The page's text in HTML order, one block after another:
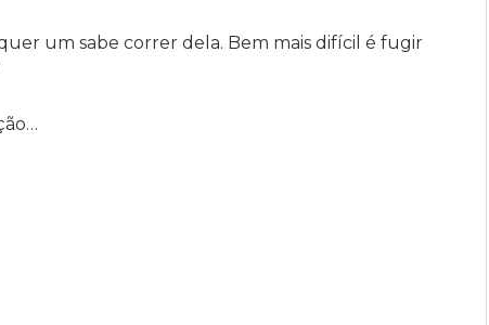
um sabe correr dela. Bem mais difícil é fugir